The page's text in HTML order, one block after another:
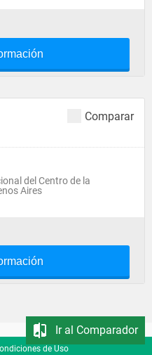
Comparar
del Centro de la
Aires
Ir al Comparador
de Uso